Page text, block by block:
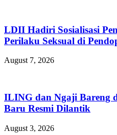
LDII Hadiri Sosialisasi
Perilaku Seksual di
August 7, 2026
ILING dan Ngaji Bareng
Baru Resmi Dilantik
August 3, 2026